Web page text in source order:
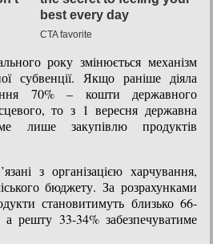
року змінюється механізм
субвенції. Якщо раніше діяла
70% – кошти державного
то з 1 вересня державна
лише закупівлю продуктів
з організацією харчування,
бюджету. За розрахунками
становитимуть близько 66-
а решту 33-34% забезпечуватиме